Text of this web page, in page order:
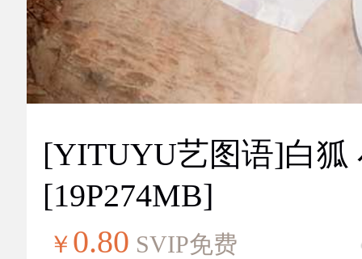
[YITUYU艺图语]白狐
[19P274MB]
￥ 0.80 SVIP免费